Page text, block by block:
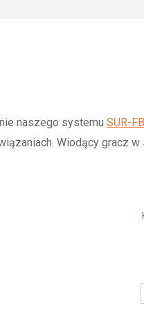
naszego systemu SUR-
Wiodący gracz